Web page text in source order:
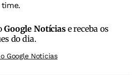
Google Notíciase receba os
do dia.
Google Noticias